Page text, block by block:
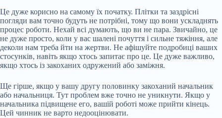
Це дуже корисно на самому їх початку. Плітки та заздрісні
погляди вам точно будуть не потрібні, тому що вони ускладнять
процес роботи. Нехай всі думають, що ви не пара. Звичайно, це
не дуже просто, коли у вас шалені почуття і сильне тяжіння, але
деколи нам треба йти на жертви. Не афішуйте подробиці ваших
стосунків, навіть якщо хтось запитає про це. Це дуже важливо,
якщо хтось із закоханих одружений або заміжня.
Ще гірше, якщо у вашу другу половинку закоханий начальник
або начальниця. Тут проблем вже точно не уникнути. Якщо у
начальника підвищене его, вашій роботі може прийти кінець.
Цей чинник не варто недооцінювати.